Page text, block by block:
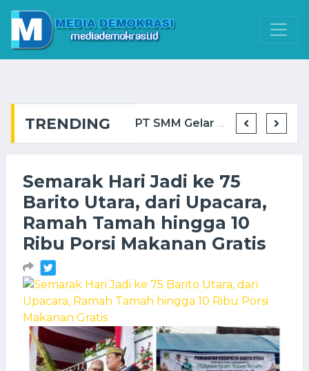
TRENDING
Gubernur Agustiar Sabran: Gerakan Pangan Murah Bantu Ringankan Beban Masyarakat ... PT SMM Gelar Kuliah Umum di Politeknik Muara Teweh, Dorong Kesiapan Talenta Loka ...
Semarak Hari Jadi ke 75
Barito Utara, dari Upacara,
Ramah Tamah hingga 10
Ribu Porsi Makanan Gratis